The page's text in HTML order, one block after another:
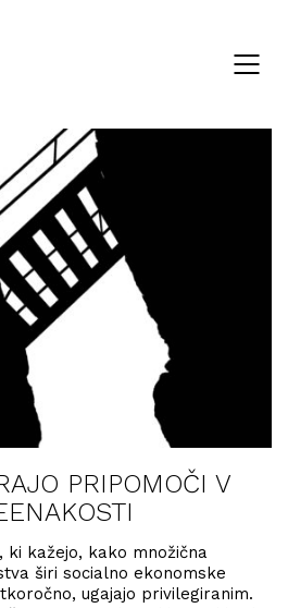
PRIPOMOČI V
ki kažejo, kako množična
širi socialno ekonomske
ugajajo privilegiranim.